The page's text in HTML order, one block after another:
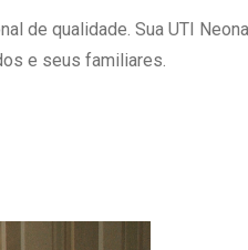
Ambulatório
de qualidade. Sua UTI
e seus familiares.